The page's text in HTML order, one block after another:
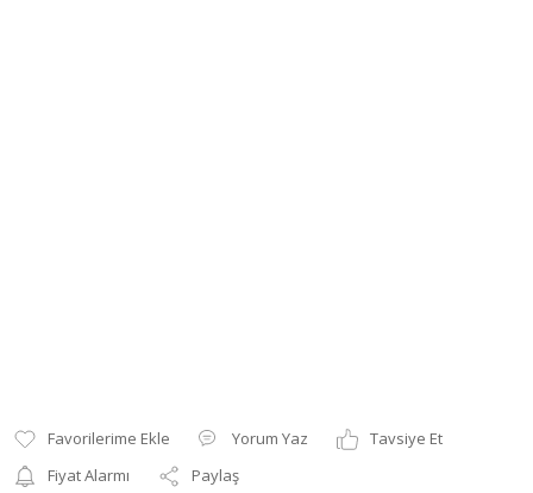
Yorum Yaz
Tavsiye Et
Fiyat Alarmı
Paylaş